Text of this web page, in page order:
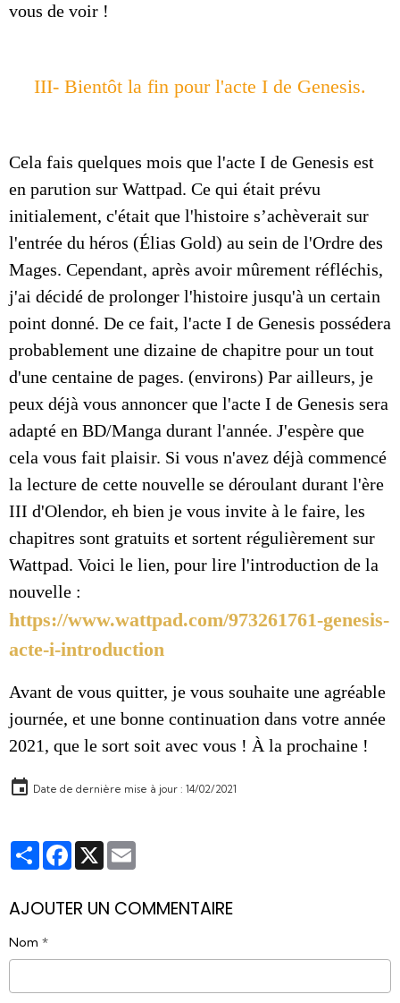
vous de voir !
III- Bientôt la fin pour l'acte I de Genesis.
Cela fais quelques mois que l'acte I de Genesis est
en parution sur Wattpad. Ce qui était prévu
initialement, c'était que l'histoire s’achèverait sur
l'entrée du héros (Élias Gold) au sein de l'Ordre des
Mages. Cependant, après avoir mûrement réfléchis,
j'ai décidé de prolonger l'histoire jusqu'à un certain
point donné. De ce fait, l'acte I de Genesis possédera
probablement une dizaine de chapitre pour un tout
d'une centaine de pages. (environs) Par ailleurs, je
peux déjà vous annoncer que l'acte I de Genesis sera
adapté en BD/Manga durant l'année. J'espère que
cela vous fait plaisir. Si vous n'avez déjà commencé
la lecture de cette nouvelle se déroulant durant l'ère
III d'Olendor, eh bien je vous invite à le faire, les
chapitres sont gratuits et sortent régulièrement sur
Wattpad. Voici le lien, pour lire l'introduction de la
nouvelle :
https://www.wattpad.com/973261761-genesis-
acte-i-introduction
Avant de vous quitter, je vous souhaite une agréable
journée, et une bonne continuation dans votre année
2021, que le sort soit avec vous ! À la prochaine !
Date de dernière mise à jour : 14/02/2021
PartagerFacebook
X
AJOUTER UN COMMENTAIRE
Nom